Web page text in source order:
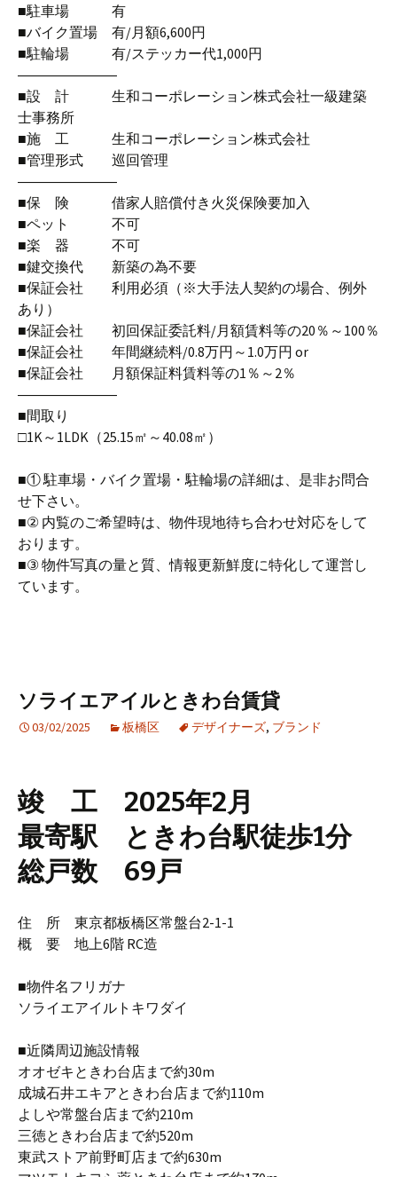
■駐車場 有
■バイク置場 有/月額6,600円
■駐輪場 有/ステッカー代1,000円
―――――――
■設 計 生和コーポレーション株式会社一級建築
士事務所
■施 工 生和コーポレーション株式会社
■管理形式 巡回管理
―――――――
■保 険 借家人賠償付き火災保険要加入
■ペット 不可
■楽 器 不可
■鍵交換代 新築の為不要
■保証会社 利用必須（※大手法人契約の場合、例外
あり）
■保証会社 初回保証委託料/月額賃料等の20％～100％
■保証会社 年間継続料/0.8万円～1.0万円 or
■保証会社 月額保証料賃料等の1％～2％
―――――――
■間取り
□1K～1LDK（25.15㎡～40.08㎡）
■① 駐車場・バイク置場・駐輪場の詳細は、是非お問合
せ下さい。
■② 内覧のご希望時は、物件現地待ち合わせ対応をして
おります。
■③ 物件写真の量と質、情報更新鮮度に特化して運営し
ています。
ソライエアイルときわ台賃貸
03/02/2025 板橋区 デザイナーズ, ブランド
竣 工 2025年2月
最寄駅 ときわ台駅徒歩1分
総戸数 69戸
住 所 東京都板橋区常盤台2-1-1
概 要 地上6階 RC造
■物件名フリガナ
ソライエアイルトキワダイ
■近隣周辺施設情報
オオゼキときわ台店まで約30m
成城石井エキアときわ台店まで約110m
よしや常盤台店まで約210m
三徳ときわ台店まで約520m
東武ストア前野町店まで約630m